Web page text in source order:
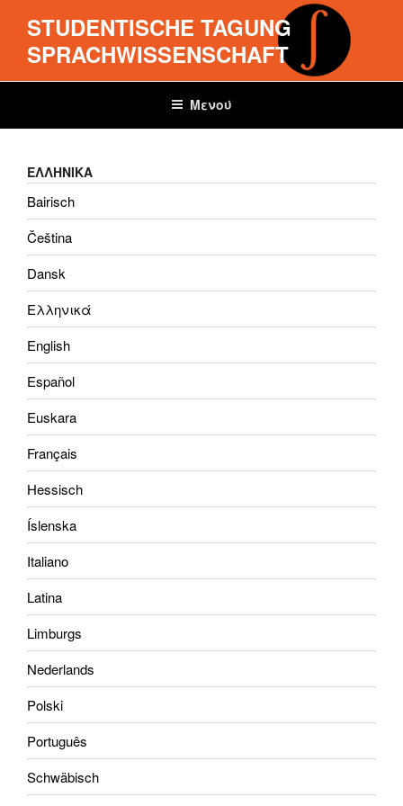
περιεχόμενο
STUDENTISCHE TAGUNG
SPRACHWISSENSCHAFT
Μενού
ΕΛΛΗΝΙΚΑ
Bairisch
Čeština
Dansk
Ελληνικά
English
Español
Euskara
Français
Hessisch
Íslenska
Italiano
Latina
Limburgs
Nederlands
Polski
Português
Schwäbisch